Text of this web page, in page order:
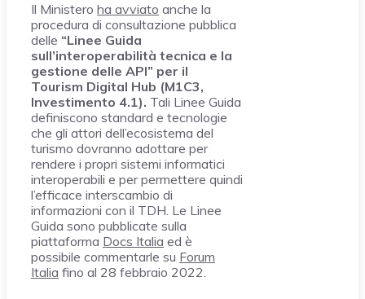
Il Ministero ha avviato anche la
procedura di consultazione pubblica
delle “Linee Guida
sull’interoperabilità tecnica e la
gestione delle API” per il
Tourism Digital Hub (M1C3,
Investimento 4.1). Tali Linee Guida
definiscono standard e tecnologie
che gli attori dell’ecosistema del
turismo dovranno adottare per
rendere i propri sistemi informatici
interoperabili e per permettere quindi
l’efficace interscambio di
informazioni con il TDH. Le Linee
Guida sono pubblicate sulla
piattaforma Docs Italia ed è
possibile commentarle su Forum
Italia fino al 28 febbraio 2022.